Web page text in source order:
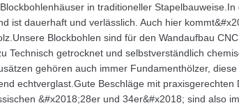
in traditioneller Stapelbauweise.In
dauerhaft und verlässlich. Auch hier
Blockbohlen sind für den Wandaufbau
getrocknet und selbstverständlich
gehören auch immer Fundamenthölzer, diese
echtverglast.Gute Beschläge mit praxisgerechten
&#x2018;28er und 34er&#x2018; sind also